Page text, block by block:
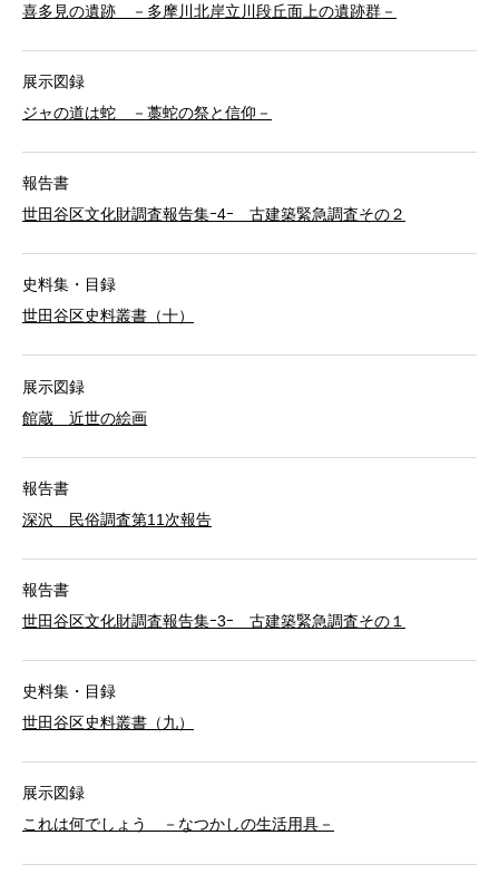
喜多見の遺跡 －多摩川北岸立川段丘面上の遺跡群－
展示図録
ジャの道は蛇 －藁蛇の祭と信仰－
報告書
世田谷区文化財調査報告集ｰ4ｰ 古建築緊急調査その２
史料集・目録
世田谷区史料叢書（十）
展示図録
館蔵 近世の絵画
報告書
深沢 民俗調査第11次報告
報告書
世田谷区文化財調査報告集ｰ3ｰ 古建築緊急調査その１
史料集・目録
世田谷区史料叢書（九）
展示図録
これは何でしょう －なつかしの生活用具－